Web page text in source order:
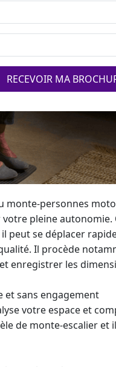
RECEVOIR MA
monte-personnes
pleine autonomie.
peut se déplacer
Il procède
enregistrer les
sans engagement
votre espace et
de monte-escalier et